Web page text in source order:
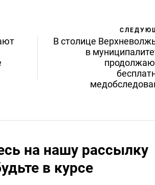
В столице
в
на нашу рассылку
в курсе